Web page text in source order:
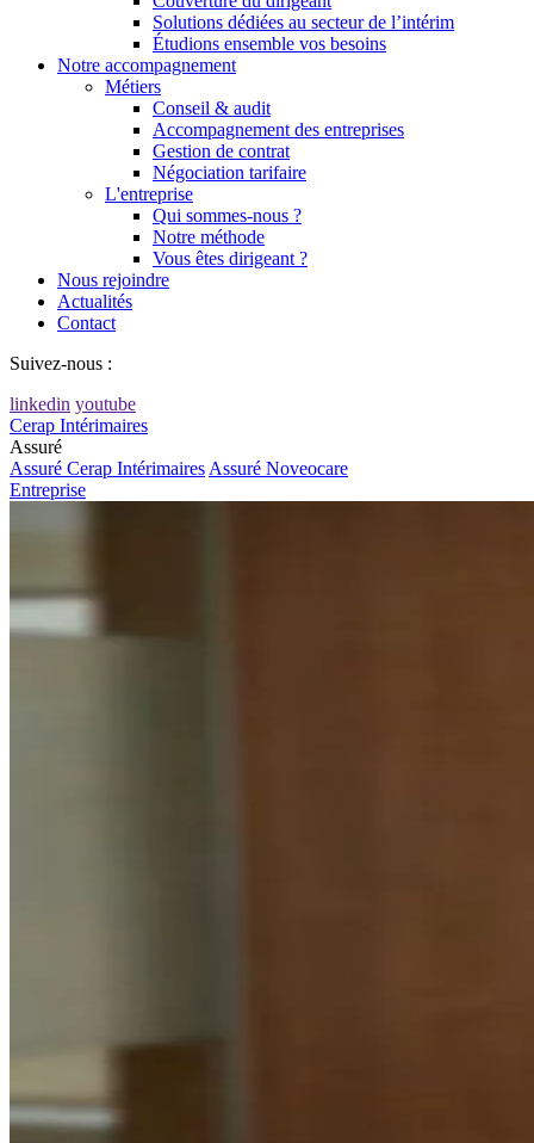
Solutions dédiées au secteur de l’intérim
Étudions ensemble vos besoins
Notre accompagnement
Métiers
Conseil & audit
Accompagnement des entreprises
Gestion de contrat
Négociation tarifaire
L'entreprise
Qui sommes-nous ?
Notre méthode
Vous êtes dirigeant ?
Nous rejoindre
Actualités
Contact
Suivez-nous :
linkedin youtube
Cerap Intérimaires
Assuré
Assuré Cerap Intérimaires Assuré Noveocare
Entreprise